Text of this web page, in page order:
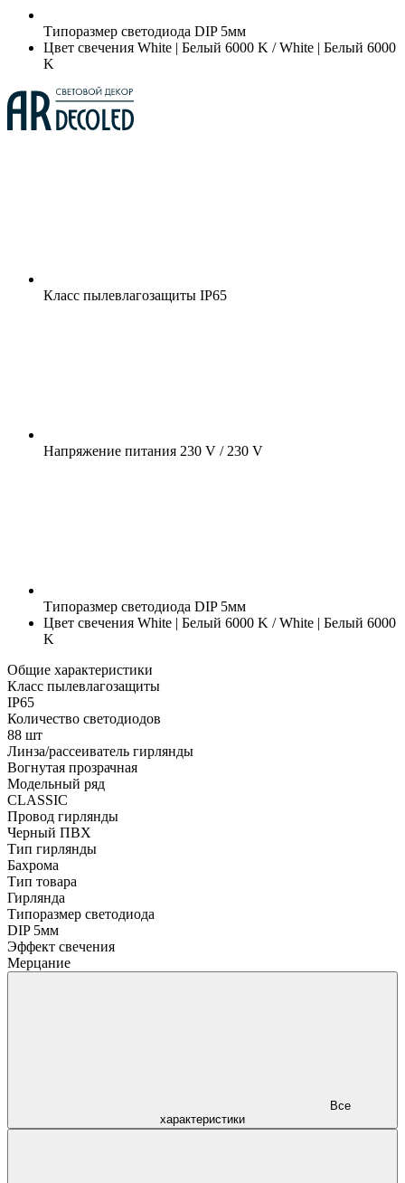
Типоразмер светодиода DIP 5мм
Цвет свечения White | Белый 6000 K / White | Белый 6000
K
Класс пылевлагозащиты IP65
Напряжение питания 230 V / 230 V
Типоразмер светодиода DIP 5мм
Цвет свечения White | Белый 6000 K / White | Белый 6000
K
Общие характеристики
Класс пылевлагозащиты
IP65
Количество светодиодов
88 шт
Линза/рассеиватель гирлянды
Вогнутая прозрачная
Модельный ряд
CLASSIC
Провод гирлянды
Черный ПВХ
Тип гирлянды
Бахрома
Тип товара
Гирлянда
Типоразмер светодиода
DIP 5мм
Эффект свечения
Мерцание
характеристики